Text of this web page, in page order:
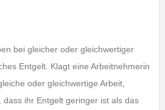
bei gleicher oder gleichwertiger
Entgelt. Klagt eine Arbeitnehmerin
oder gleichwertige Arbeit,
ihr Entgelt geringer ist als das